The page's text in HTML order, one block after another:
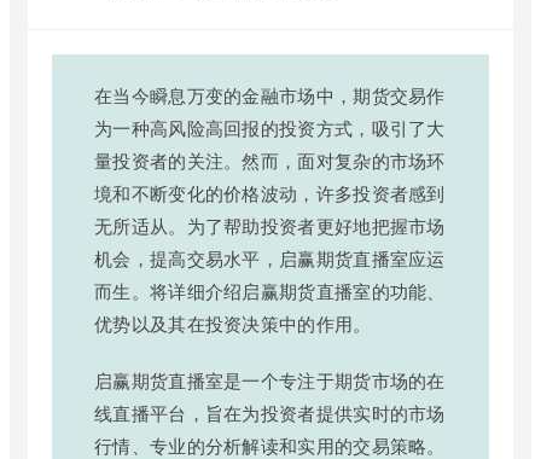
在当今瞬息万变的金融市场中，期货交易作
为一种高风险高回报的投资方式，吸引了大
量投资者的关注。然而，面对复杂的市场环
境和不断变化的价格波动，许多投资者感到
无所适从。为了帮助投资者更好地把握市场
机会，提高交易水平，启赢期货直播室应运
而生。将详细介绍启赢期货直播室的功能、
优势以及其在投资决策中的作用。
启赢期货直播室是一个专注于期货市场的在
线直播平台，旨在为投资者提供实时的市场
行情、专业的分析解读和实用的交易策略。